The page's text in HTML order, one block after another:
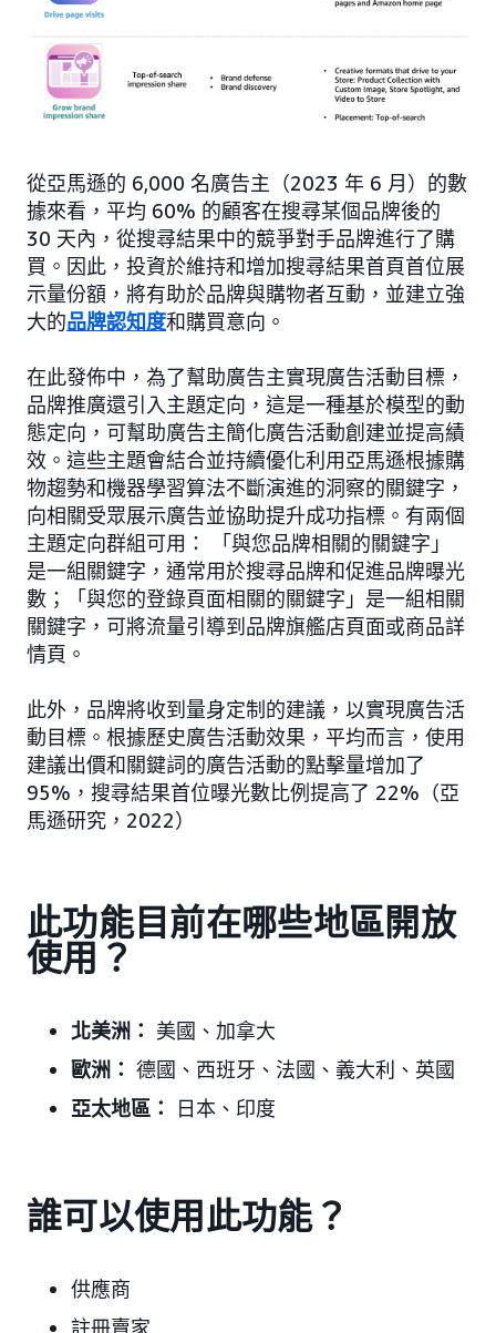
從亞馬遜的 6,000 名廣告主（2023 年 6 月）的數
據來看，平均 60% 的顧客在搜尋某個品牌後的
30 天內，從搜尋結果中的競爭對手品牌進行了購
買。因此，投資於維持和增加搜尋結果首頁首位展
示量份額，將有助於品牌與購物者互動，並建立強
大的品牌認知度和購買意向。
在此發佈中，為了幫助廣告主實現廣告活動目標，
品牌推廣還引入主題定向，這是一種基於模型的動
態定向，可幫助廣告主簡化廣告活動創建並提高績
效。這些主題會結合並持續優化利用亞馬遜根據購
物趨勢和機器學習算法不斷演進的洞察的關鍵字，
向相關受眾展示廣告並協助提升成功指標。有兩個
主題定向群組可用： 「與您品牌相關的關鍵字」
是一組關鍵字，通常用於搜尋品牌和促進品牌曝光
數；「與您的登錄頁面相關的關鍵字」是一組相關
關鍵字，可將流量引導到品牌旗艦店頁面或商品詳
情頁。
此外，品牌將收到量身定制的建議，以實現廣告活
動目標。根據歷史廣告活動效果，平均而言，使用
建議出價和關鍵詞的廣告活動的點擊量增加了
95%，搜尋結果首位曝光數比例提高了 22%（亞
馬遜研究，2022）
此功能目前在哪些地區開放
使用？
北美洲： 美國、加拿大
歐洲： 德國、西班牙、法國、義大利、英國
亞太地區：
日本、印度
誰可以使用此功能？
供應商
註冊賣家